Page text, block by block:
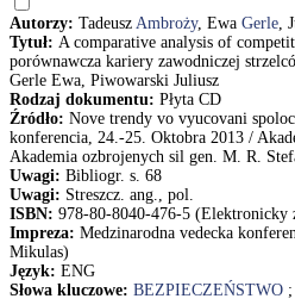
Autorzy: Tadeusz Ambroży, Ewa Gerle,
Tytuł: A comparative analysis of
porównawcza kariery zawodniczej
Gerle Ewa, Piwowarski Juliusz
Rodzaj dokumentu: Płyta CD
Źródło: Nove trendy vo vyucovani
konferencia, 24.-25. Oktobra 2013 /
Akademia ozbrojenych sil gen. M. R.
Uwagi: Bibliogr. s. 68
Uwagi: Streszcz. ang., pol.
ISBN: 978-80-8040-476-5 (Elektronicky
Impreza: Medzinarodna vedecka
Mikulas)
Język: ENG
Słowa kluczowe: BEZPIECZEŃSTWO ;